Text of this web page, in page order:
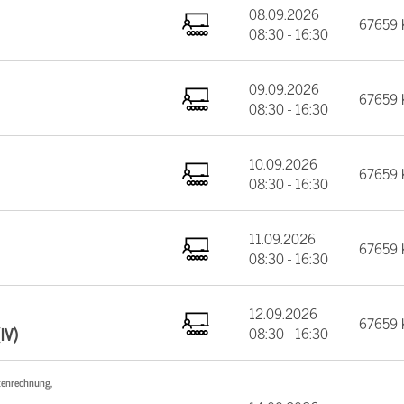
08.09.2026
08:30 - 16:30
67659
09.09.2026
08:30 - 16:30
67659
10.09.2026
08:30 - 16:30
67659
11.09.2026
08:30 - 16:30
67659
12.09.2026
08:30 - 16:30
67659